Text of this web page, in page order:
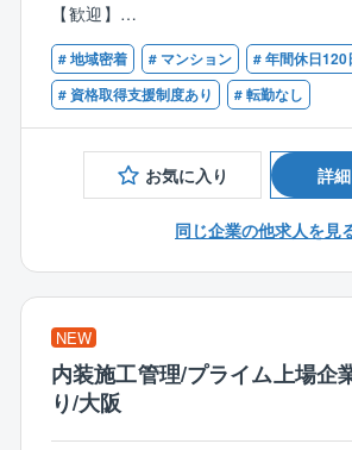
・民間：官公庁＝５：５(自社案件1～2
・新築案件を対応（改修は1割未満）
・エリア：大阪7割、兵庫3割
・規模：5億円～10億円など
＜働き方＞
・年休120日／残業平均25時間
┗現場で進捗書の作成ができる環境を
が直行直帰しています。
・休日：代休/振替休日を所長から推
・体制：複数体制
┗現場担当者を複数（3名）で組み、
ております。
・社員の考えを尊重されており、社
【歓迎】
■一級、二級建築士のご資格をお持ち
■1級、2級建築施工管理技士のご資格
# 地域密着 # マンション
# 年間休日120
# 資格取得支援制度あり
# 転勤なし
お気に入り 詳
同じ企業の他求人を見
NEW
内装施工管理/プライム上場企
り/大阪